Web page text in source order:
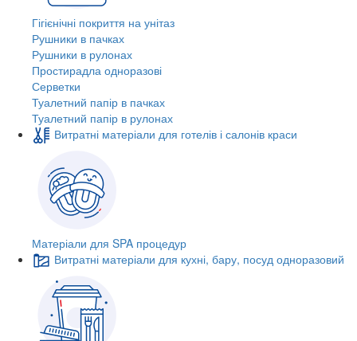
Гігієнічні покриття на унітаз
Рушники в пачках
Рушники в рулонах
Простирадла одноразові
Серветки
Туалетний папір в пачках
Туалетний папір в рулонах
Витратні матеріали для готелів і салонів краси
Матеріали для SPA процедур
Витратні матеріали для кухні, бару, посуд одноразовий